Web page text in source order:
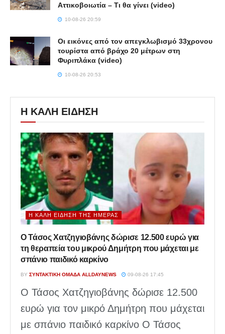
Αττικοβοιωτία – Τι θα γίνει (video)
10-08-26 20:59
Οι εικόνες από τον απεγκλωβισμό 33χρονου
τουρίστα από βράχο 20 μέτρων στη
Φυριπλάκα (video)
10-08-26 20:53
Η ΚΑΛΗ ΕΙΔΗΣΗ
Η ΚΑΛΉ ΕΊΔΗΣΗ ΤΗΣ ΗΜΈΡΑΣ
Ο Τάσος Χατζηγιοβάνης δώρισε 12.500 ευρώ για
τη θεραπεία του μικρού Δημήτρη που μάχεται με
σπάνιο παιδικό καρκίνο
BY ΣΥΝΤΑΚΤΙΚΉ ΟΜΆΔΑ ALLDAYNEWS 09-08-26 17:45
Ο Τάσος Χατζηγιοβάνης δώρισε 12.500
ευρώ για τον μικρό Δημήτρη που μάχεται
με σπάνιο παιδικό καρκίνο Ο Τάσος